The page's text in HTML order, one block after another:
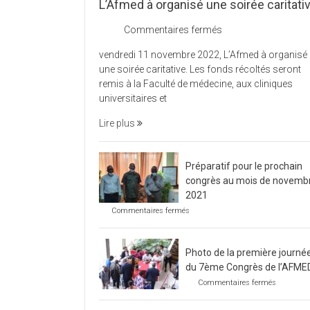
L’Afmed à organisé une soirée
Commentaires fermés
à
organisé
une
vendredi 11 novembre 2022, L’Afmed à organisé
une soirée caritative. Les fonds récoltés seront
remis à la Faculté de médecine, aux cliniques
universitaires et
Lire plus
Préparatif pour le prochain
congrès au mois de
2021
Commentaires fermés
prochain
congrès
mois
de
Photo de la première
du 7ème Congrès de
Commentaires fermés